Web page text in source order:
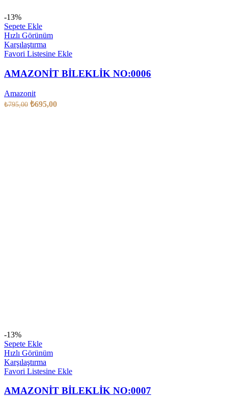
-13%
Sepete Ekle
Hızlı Görünüm
Karşılaştırma
Favori Listesine Ekle
AMAZONİT BİLEKLİK NO:0006
Amazonit
₺795,00 ₺695,00
-13%
Sepete Ekle
Hızlı Görünüm
Karşılaştırma
Favori Listesine Ekle
AMAZONİT BİLEKLİK NO:0007